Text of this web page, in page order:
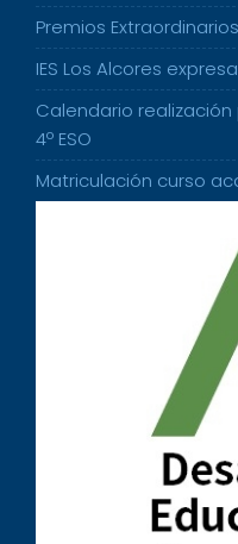
Premios
IES Los Alcores
Calendario
4º ESO
Matriculación curso